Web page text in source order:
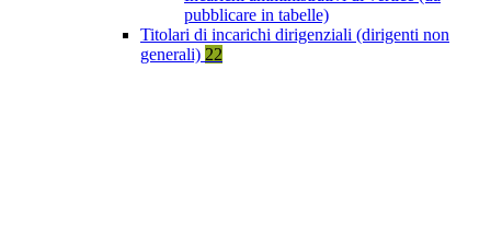
pubblicare in tabelle)
Titolari di incarichi dirigenziali (dirigenti non
generali) 22